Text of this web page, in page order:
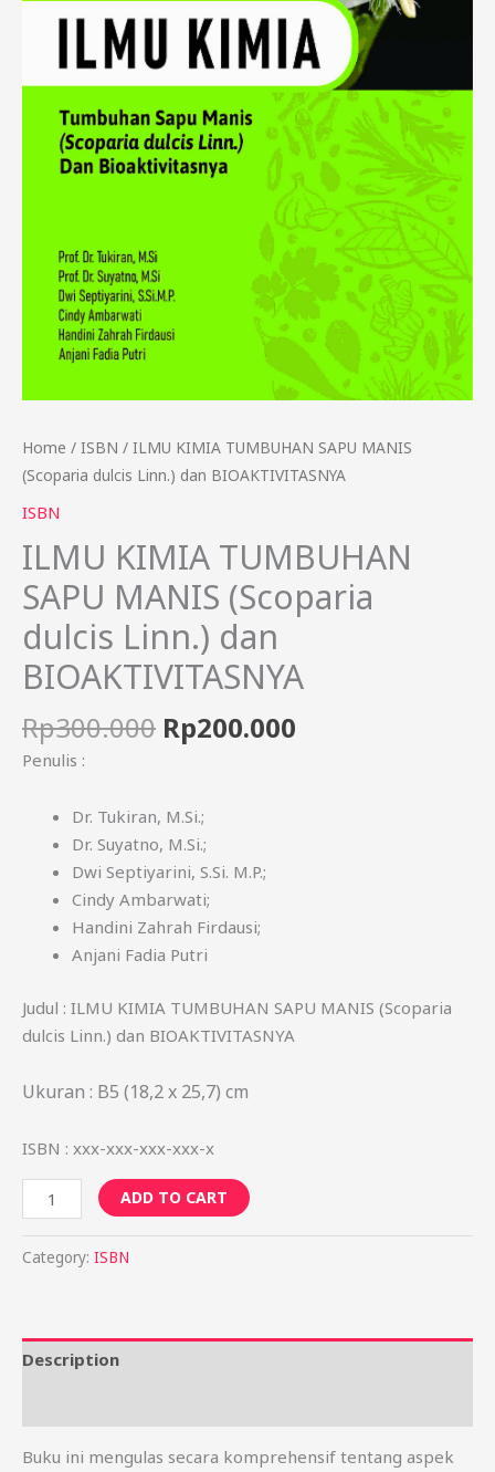
Home / ISBN / ILMU KIMIA TUMBUHAN SAPU MANIS
(Scoparia dulcis Linn.) dan BIOAKTIVITASNYA
ISBN
ILMU KIMIA TUMBUHAN
SAPU MANIS (Scoparia
dulcis Linn.) dan
BIOAKTIVITASNYA
Rp300.000 Rp200.000
Penulis :
Dr. Tukiran, M.Si.;
Dr. Suyatno, M.Si.;
Dwi Septiyarini, S.Si. M.P.;
Cindy Ambarwati;
Handini Zahrah Firdausi;
Anjani Fadia Putri
Judul : ILMU KIMIA TUMBUHAN SAPU MANIS (Scoparia
dulcis Linn.) dan BIOAKTIVITASNYA
Ukuran : B5 (18,2 x 25,7) cm
ISBN : xxx-xxx-xxx-xxx-x
BIOAKTIVITASNYA
ADD TO CART
Category: ISBN
Description
Buku ini mengulas secara komprehensif tentang aspek